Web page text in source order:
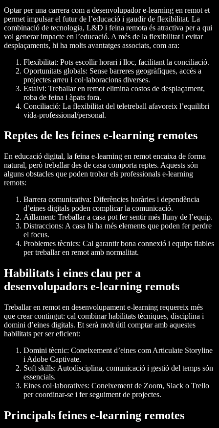
Optar per una carrera com a desenvolupador e-learning en remot et
permet impulsar el futur de l’educació i gaudir de flexibilitat. La
combinació de tecnologia, L&D i feina remota és atractiva per a qui
vol generar impacte en l’educació. A més de la flexibilitat i evitar
desplaçaments, hi ha molts avantatges associats, com ara:
Flexibilitat: Pots escollir horari i lloc, facilitant la conciliació.
Oportunitats globals: Sense barreres geogràfiques, accés a
projectes arreu i col·laboracions diverses.
Estalvi: Treballar en remot elimina costos de desplaçament,
roba de feina i àpats fora.
Conciliació: La flexibilitat del teletreball afavoreix l’equilibri
vida-professional/personal.
Reptes de les feines e-learning remotes
En educació digital, la feina e-learning en remot encaixa de forma
natural, però treballar des de casa comporta reptes. Aquests són
alguns obstacles que poden trobar els professionals e-learning
remots:
Barrera comunicativa: Diferències horàries i dependència
d’eines digitals poden complicar la comunicació.
Aïllament: Treballar a casa pot fer sentir més lluny de l’equip.
Distraccions: A casa hi ha més elements que poden fer perdre
el focus.
Problemes tècnics: Cal garantir bona connexió i equips fiables
per treballar en remot amb normalitat.
Habilitats i eines clau per a
desenvolupadors e-learning remots
Treballar en remot en desenvolupament e-learning requereix més
que crear contingut: cal combinar habilitats tècniques, disciplina i
domini d’eines digitals. Et serà molt útil comptar amb aquestes
habilitats per ser eficient:
Domini tècnic: Coneixement d’eines com Articulate Storyline
i Adobe Captivate.
Soft skills: Autodisciplina, comunicació i gestió del temps són
essencials.
Eines col·laboratives: Coneixement de Zoom, Slack o Trello
per coordinar-se i fer seguiment de projectes.
Principals feines e-learning remotes